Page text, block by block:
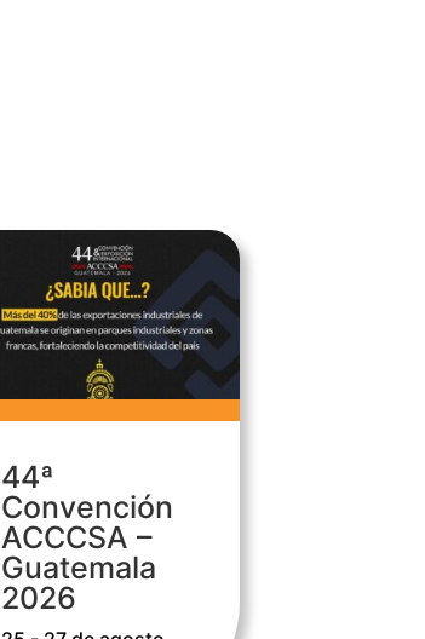
44ª
Convención
ACCCSA –
Guatemala
2026